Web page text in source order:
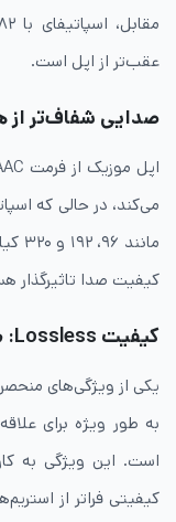
عقب‌تر از اپل است.
صدایی شفاف‌تر
کیفیت صدا تاثیرگذار
کیفیت Lossless: موسیقی را همان‌طور که باید بشنوید
یکی از ویژگی‌های
به طور ویژه برای
است. این ویژگی به
کیفیتی فراتر از